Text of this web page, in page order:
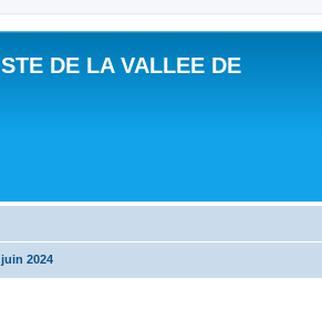
DE LA VALLEE DE
2024